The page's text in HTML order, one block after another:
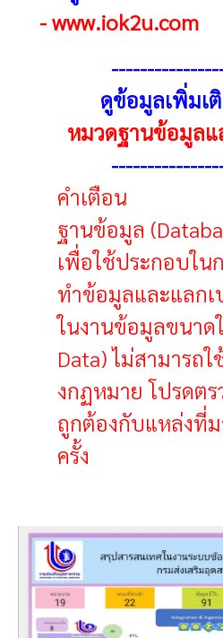
-www.iok2u.com
ดูข้อมูลเพิ่มเ
หมวดฐานข้อมูลแ
คำเตือน
ฐานข้อมูล
เพื่อใช้ประกอบใน
ทำข้อมูลและแลกเ
ในงานข้อมูลขนาด
Data) ไม่สามารถ
งกฏหมาย โปรดต
ถูกต้องกับแหล่งที่
ครั้ง